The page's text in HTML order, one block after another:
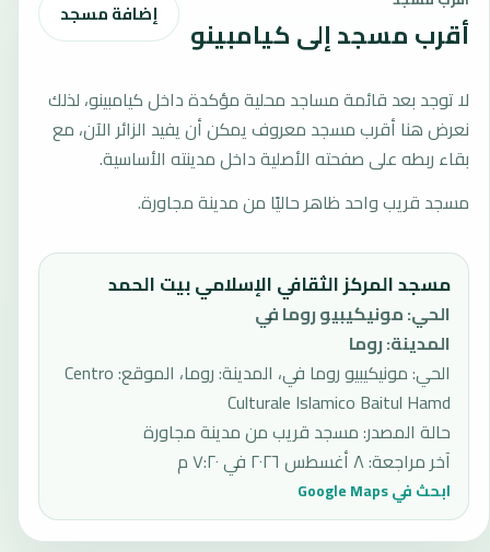
أقرب مسجد إلى كيامبينو إضافة مسجد
لا توجد بعد قائمة مساجد محلية مؤكدة داخل كيامبينو، لذلك
نعرض هنا أقرب مسجد معروف يمكن أن يفيد الزائر الآن، مع
بقاء ربطه على صفحته الأصلية داخل مدينته الأساسية.
مسجد قريب واحد ظاهر حاليًا من مدينة مجاورة.
مسجد المركز الثقافي الإسلامي بيت الحمد
الحي:مونيكيبيو روما في
المدينة:روما
الحي: مونيكيبيو روما في، المدينة: روما، الموقع: Centro
Culturale Islamico Baitul Hamd
حالة المصدر:مسجد قريب من مدينة مجاورة
آخر مراجعة:٨ أغسطس ٢٠٢٦ في ٧:٢٠ م
ابحث في Google Maps